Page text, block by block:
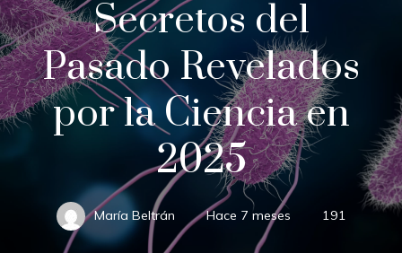
Secretos del
Pasado Revelados
por la Ciencia en
2025
María Beltrán Hace 7 meses 191